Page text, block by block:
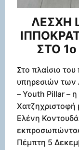
ΛΕΣΧΗ
ΣΤΟ
Στο πλαίσιο
υπηρεσιών των
– Youth Pillar –
Χατζηχριστοφή
Ελένη
Πέμπτη 5